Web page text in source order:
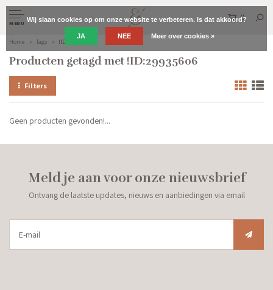
MENU
0
Home Tags !ID:29935606
Producten getagd met !ID:29935606
Filters
Geen producten gevonden!...
Meld je aan voor onze nieuwsbrief
Ontvang de laatste updates, nieuws en aanbiedingen via email
Wij slaan cookies op om onze website te verbeteren. Is dat akkoord?
JA NEE Meer over cookies »